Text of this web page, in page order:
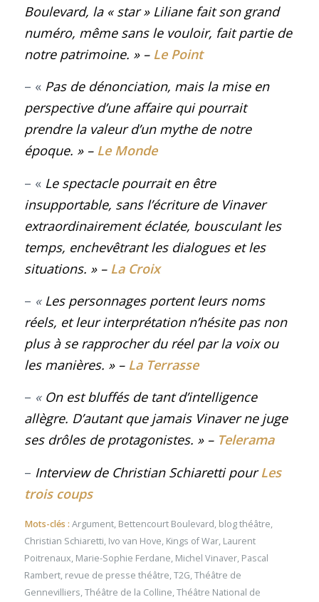
Boulevard, la « star » Liliane fait son grand
numéro, même sans le vouloir, fait partie de
notre patrimoine. » – Le Point
– « Pas de dénonciation, mais la mise en
perspective d’une affaire qui pourrait
prendre la valeur d’un mythe de notre
époque. » – Le Monde
– « Le spectacle pourrait en être
insupportable, sans l’écriture de Vinaver
extraordinairement éclatée, bousculant les
temps, enchevêtrant les dialogues et les
situations. » – La Croix
– « Les personnages portent leurs noms
réels, et leur interprétation n’hésite pas non
plus à se rapprocher du réel par la voix ou
les manières. » – La Terrasse
– « On est bluffés de tant d’intelligence
allègre. D’autant que jamais Vinaver ne juge
ses drôles de protagonistes. »– Telerama
– Interview de Christian Schiaretti pourLes
trois coups
Mots-clés : Argument, Bettencourt Boulevard, blog théâtre,
Christian Schiaretti, Ivo van Hove, Kings of War, Laurent
Poitrenaux, Marie-Sophie Ferdane, Michel Vinaver, Pascal
Rambert, revue de presse théâtre,T2G,Théâtre de
Gennevilliers,Théâtre de la Colline,Théâtre National de